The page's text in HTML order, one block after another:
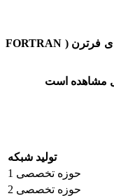
فرترن ( FORTRAN
تولید شبکه
حوزه تخصصی 1
حوزه تخصصی 2